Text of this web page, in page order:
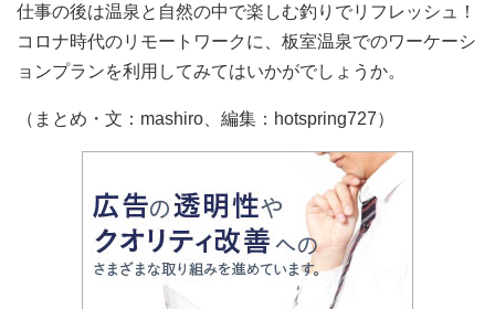
仕事の後は温泉と自然の中で楽しむ釣りでリフレッシュ！
コロナ時代のリモートワークに、板室温泉でのワーケーシ
ョンプランを利用してみてはいかがでしょうか。
（まとめ・文：mashiro、編集：hotspring727）